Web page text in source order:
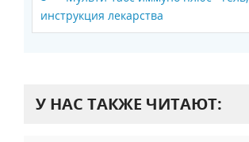
инструкция лекарства
У НАС ТАКЖЕ ЧИТАЮТ: